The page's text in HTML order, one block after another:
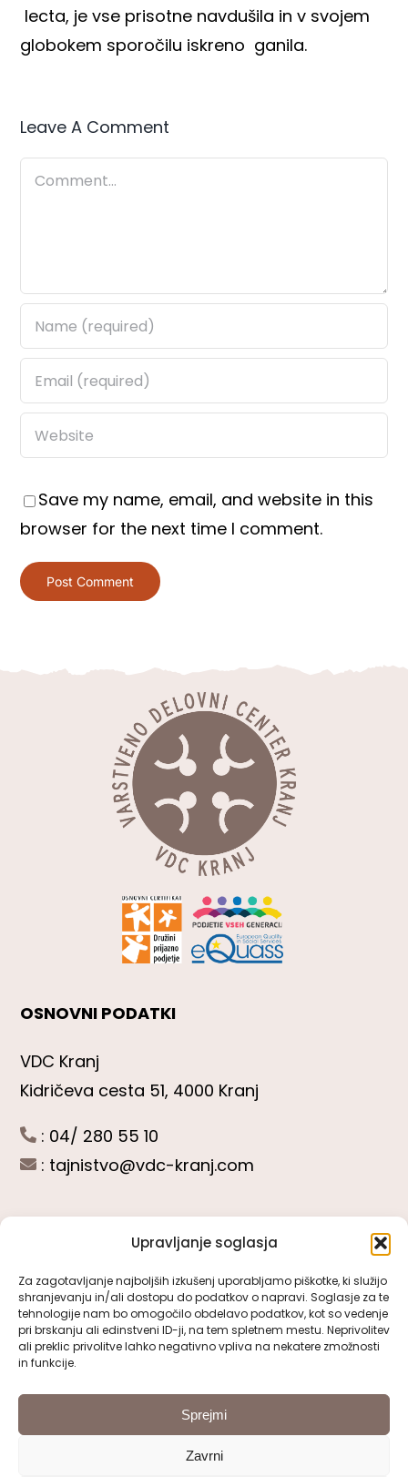
Upravljanje soglasja
Za zagotavljanje najboljših izkušenj uporabljamo piškotke, ki služijo
shranjevanju in/ali dostopu do podatkov o napravi. Soglasje za te
tehnologije nam bo omogočilo obdelavo podatkov, kot so vedenje
pri brskanju ali edinstveni ID-ji, na tem spletnem mestu. Neprivolitev
ali preklic privolitve lahko negativno vpliva na nekatere zmožnosti
in funkcije.
Sprejmi
Zavrni
lecta, je vse prisotne navdušila in v svojem
globokem sporočilu iskreno ganila.
Leave A Comment
Comment
Save my name, email, and website in this
browser for the next time I comment.
OSNOVNI PODATKI
VDC Kranj
Kidričeva cesta 51, 4000 Kranj
: 04/ 280 55 10
: tajnistvo@vdc-kranj.com
Toggle
Navigation
Predstavitev VDC Kranj
Pomembni obrazci
SLEDITE NAM